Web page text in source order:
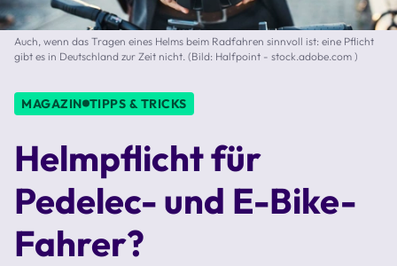
Auch, wenn das Tragen eines Helms beim Radfahren sinnvoll ist: eine Pflicht
gibt es in Deutschland zur Zeit nicht. (Bild: Halfpoint - stock.adobe.com )
MAGAZIN TIPPS & TRICKS
Helmpflicht für
Pedelec- und E-Bike-
Fahrer?